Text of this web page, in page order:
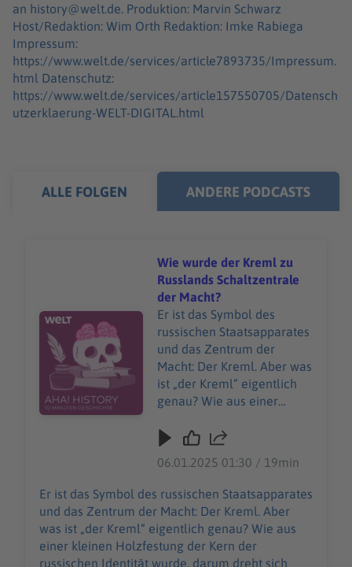
an history@welt.de. Produktion: Marvin Schwarz
Host/Redaktion: Wim Orth Redaktion: Imke Rabiega
Impressum:
https://www.welt.de/services/article7893735/Impressum.
html Datenschutz:
https://www.welt.de/services/article157550705/Datensch
utzerklaerung-WELT-DIGITAL.html
ALLE FOLGEN ANDERE PODCASTS
Audiotitel - Wie wurde der Kreml zu Russlands
Wie wurde der Kreml zu
Russlands Schaltzentrale
der Macht?
Er ist das Symbol des
russischen Staatsapparates
und das Zentrum der
Macht: Der Kreml. Aber was
ist „der Kreml“ eigentlich
genau? Wie aus einer
Kern der russischen
dreht sich diese Folge von
„Aha! History“. Und es geht
um einen teuren
Modeklassiker, den man
nicht einfach kaufen kann:
Die Birkin Bag. "Aha! History
06.01.2025 01:30 / 19min
Er ist das Symbol des russischen Staatsapparates
und das Zentrum der Macht: Der Kreml. Aber
was ist „der Kreml“ eigentlich genau? Wie aus
einer kleinen Holzfestung der Kern der
russischen Identität wurde, darum dreht sich